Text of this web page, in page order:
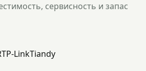
сервисность и запас
TP-LinkTiandy